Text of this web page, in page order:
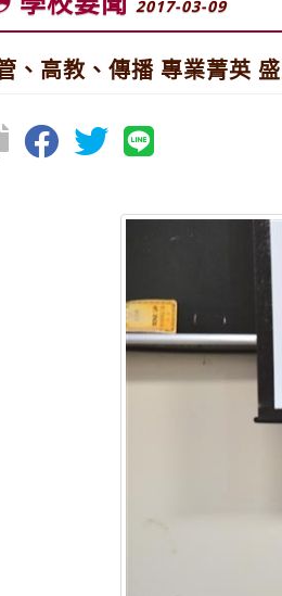
2017-03-09
、高教、傳播 專業菁英